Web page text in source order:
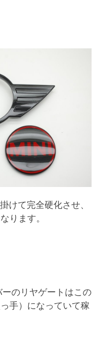
けて完全硬化させ、
ります。
のリヤゲートはこの
手）になっていて稼